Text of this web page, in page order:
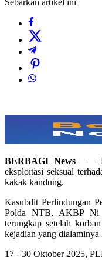
Sebarkan artikel ini
BERBAGI News —
eksploitasi seksual
kakak kandung.
Kasubdit Perlindungan
Polda NTB, AKBP Ni
terungkap setelah
kejadian yang dialaminya
17 - 30 Oktober 2025,